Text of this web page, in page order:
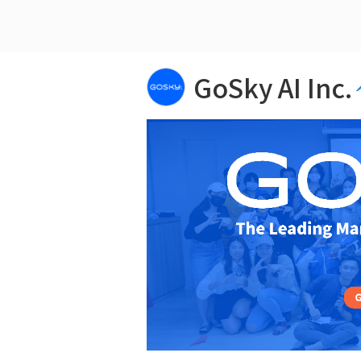
GoSky AI Inc.